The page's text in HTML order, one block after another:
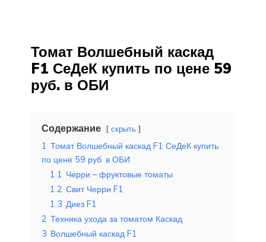
Томат Волшебный каскад
F1 СеДеК купить по цене 59
руб. в ОБИ
Содержание скрыть
1 Томат Волшебный каскад F1 СеДеК купить
по цене 59 руб. в ОБИ
1.1 Черри – фруктовые томаты
1.2 Свит Черри F1
1.3 Диез F1
2 Техника ухода за томатом Каскад
3 Волшебный каскад F1